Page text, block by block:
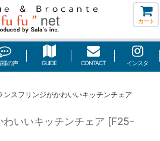
カート
様の声 GUIDE CONTACT インスタ
ンスフリンジがかわいいキッチンチェア
いいキッチンチェア [F25-